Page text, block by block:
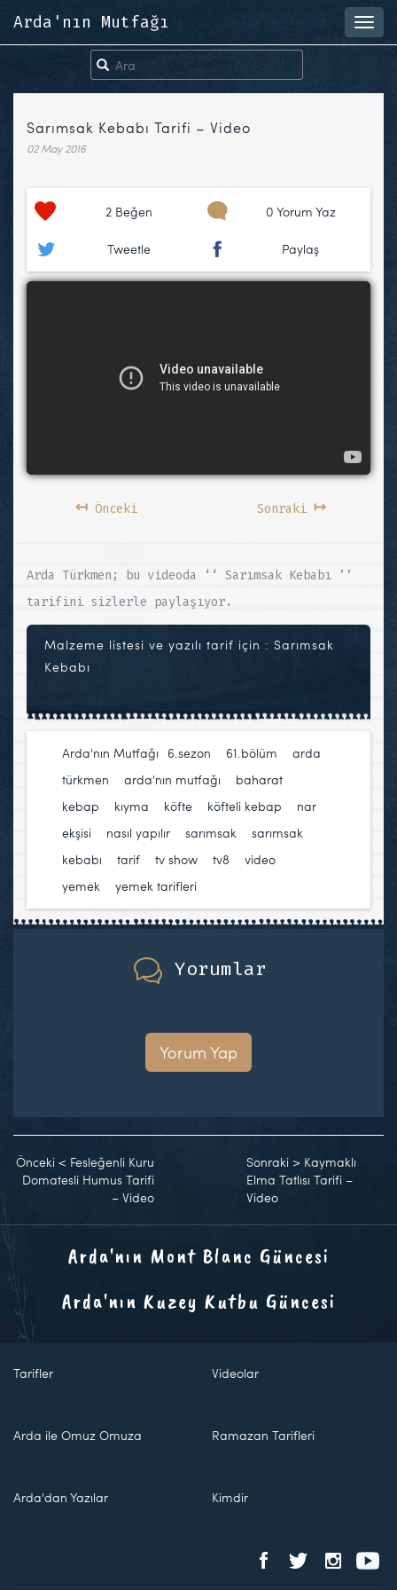
Arda'nın Mutfağı
Sarımsak Kebabı Tarifi – Video
02 May 2016
2 Beğen 0 Yorum Yaz
Tweetle Paylaş
↤Önceki Sonraki ↦
Arda Türkmen; bu videoda ‘‘ Sarımsak Kebabı ’’
tarifini sizlerle paylaşıyor.
Malzeme listesi ve yazılı tarif için : Sarımsak
Kebabı
Arda'nın Mutfağı 6.sezon 61.bölüm
arda
türkmen
arda'nın mutfağı baharat
kebap
kıyma köfte köfteli kebap
nar
ekşisi
nasıl yapılır sarımsak
sarımsak
kebabı
tarif tv show tv8 video
yemek
yemek tarifleri
Yorumlar
Yorum Yap
Önceki < Fesleğenli Kuru
Domatesli Humus Tarifi
– Video
Sonraki > Kaymaklı
Elma Tatlısı Tarifi –
Video
Arda'nın Mont Blanc Güncesi
Arda'nın Kuzey Kutbu Güncesi
Tarifler Videolar
Arda ile Omuz Omuza Ramazan Tarifleri
Arda'dan Yazılar Kimdir